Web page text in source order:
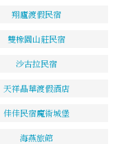
翔廬渡假民宿
雙橡園山莊民宿
沙古拉民宿
天祥晶華渡假酒店
佳佳民宿魔術城堡
海燕旅館